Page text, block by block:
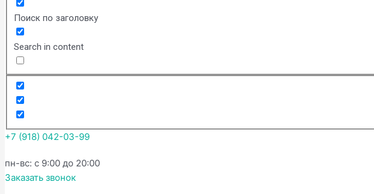
Поиск по заголовку
Search in content
+7 (918) 042-03-99
пн-вс: с 9:00 до 20:00
Заказать звонок